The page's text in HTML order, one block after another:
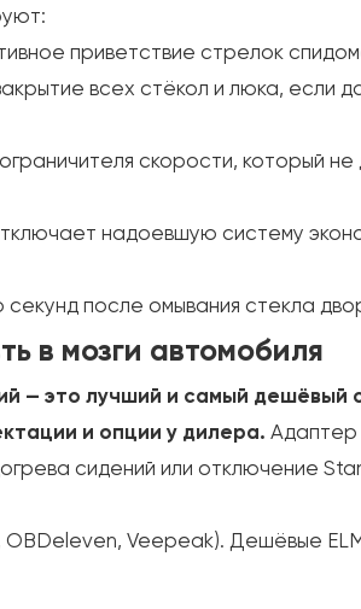
приветствие стрелок
всех стёкол и люка, если
скорости, который
надоевшую систему
секунд после омывания стекла
в мозги автомобиля
— это лучший и самый дешёвый
и опции у дилера. Адаптер
сидений или отключение
OBDeleven, Veepeak). Дешёвые